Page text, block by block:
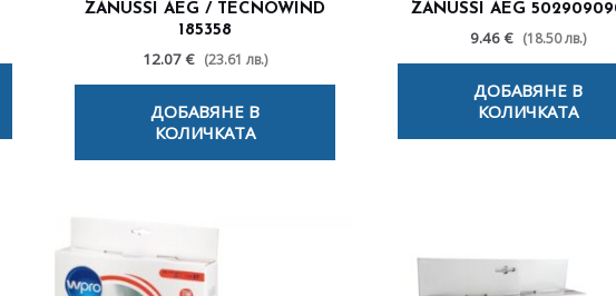
ZANUSSI AEG / TECNOWIND
185358
12.07 € (23.61 лв.)
ДОБАВЯНЕ В
КОЛИЧКАТА
ZANUSSI AEG
9.46 € (18.50 лв.)
ДОБАВЯНЕ В
КОЛИЧКАТА